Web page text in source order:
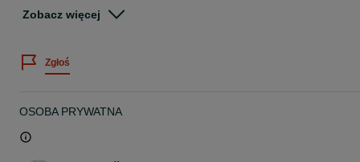
ciekawy dodatek do domu.
Producent
Philips Massive
Kolor
Gniazdo
Zobacz więcej
Zgłoś
OSOBA PRYWATNA